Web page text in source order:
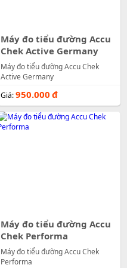
Máy đo tiểu đường Accu
Chek Active Germany
Máy đo tiểu đường Accu Chek
Active Germany
Giá:950.000 đ
Máy đo tiểu đường Accu
Chek Performa
Máy đo tiểu đường Accu Chek
Performa